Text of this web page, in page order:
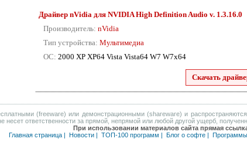
Драйвер nVidia для NVIDIA High Definition Audio v. 1.3.16.0
Производитель: nVidia
Тип устройства: Мультимедиа
ОС: 2000 XP XP64 Vista Vista64 W7 W7x64
Скачать
(freeware) или демонстрационными (shareware) и
несет ответственности за прямой, непрямой или любой другой ущерб,
При использовании материалов сайта прямая
Главная страница| Новости| ТОП-100 программ | Блог о софте|